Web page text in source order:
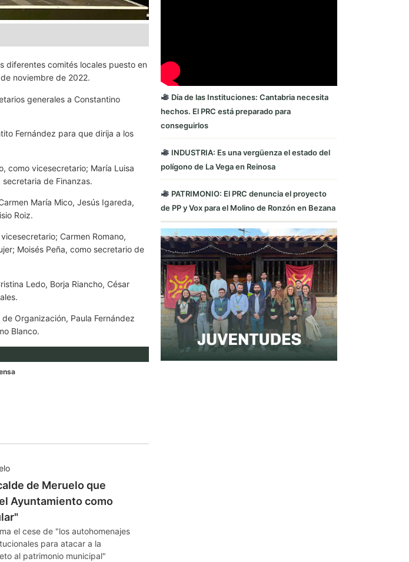
diferentes comités locales puesto en
noviembre de 2022.
generales a Constantino
Fernández para que dirija a los
como vicesecretario; María Luisa
de Finanzas.
María Mico, Jesús Igareda,
Roiz.
Carmen Romano,
Moisés Peña, como secretario de
Ledo, Borja Riancho, César
Organización, Paula Fernández
Blanco.
de Meruelo que
Ayuntamiento como
el cese de "los autohomenajes
para atacar a la
al patrimonio municipal"
Día de las Instituciones: Cantabria necesita
hechos. El PRC está preparado para
conseguirlos
INDUSTRIA: Es una vergüenza el estado del
polígono de La Vega en Reinosa
PATRIMONIO: El PRC denuncia el proyecto
de PP y Vox para el Molino de Ronzón en Bezana